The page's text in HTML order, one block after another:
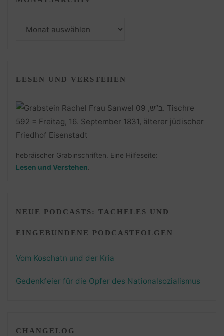
LESEN UND VERSTEHEN
hebräischer Grabinschriften. Eine Hilfeseite:
Lesen und Verstehen
NEUE PODCASTS: TACHELES UND
EINGEBUNDENE PODCASTFOLGEN
Vom Koschatn und der Kria
Gedenkfeier für die Opfer des Nationalsozialismus
CHANGELOG